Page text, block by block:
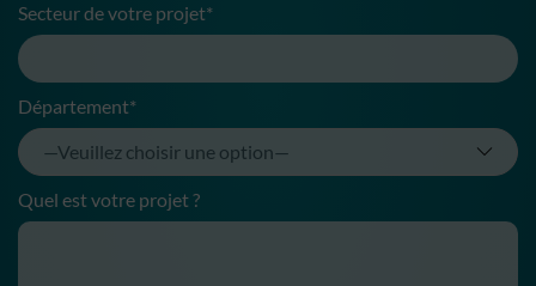
Secteur de votre projet*
Département*
Quel est votre projet ?